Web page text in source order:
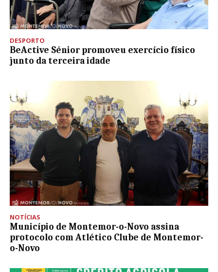
DESPORTO
BeActive Sénior promoveu exercício físico
junto da terceira idade
NOTÍCIAS
Município de Montemor-o-Novo assina
protocolo com Atlético Clube de Montemor-
o-Novo